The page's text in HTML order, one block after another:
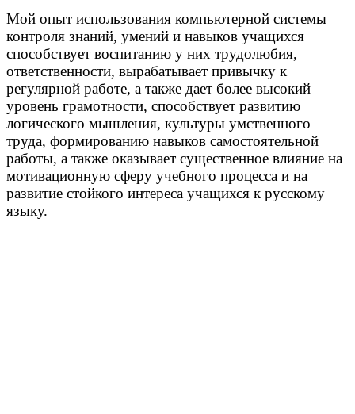
Мой опыт использования компьютерной системы
контроля знаний, умений и навыков учащихся
способствует воспитанию у них трудолюбия,
ответственности, вырабатывает привычку к
регулярной работе, а также дает более высокий
уровень грамотности, способствует развитию
логического мышления, культуры умственного
труда, формированию навыков самостоятельной
работы, а также оказывает существенное влияние на
мотивационную сферу учебного процесса и на
развитие стойкого интереса учащихся к русскому
языку.